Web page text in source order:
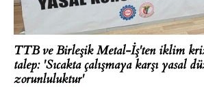
TTB ve Birleşik Metal-İş'ten iklim
talep: 'Sıcakta çalışmaya karşı yasal
zorunluluktur'